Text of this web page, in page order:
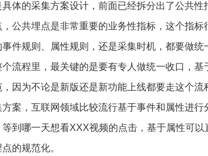
体的采集方案设计，前面已经拆分出了公共
公共埋点是非常重要的业务性指标，这个指
件规则、属性规则，还是采集时机，都要做统
个流程里，最关键的是要有专人做统一收口，
，因为不论是新版还是新功能上线都要走这个
方案，互联网领域比较流行基于事件和属性进
到哪一天想看XXX视频的点击，基于属性可
的规范化。